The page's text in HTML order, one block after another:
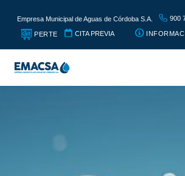
Empresa Municipal de Aguas de Córdoba S.A. 900
PERTE CITA PREVIA